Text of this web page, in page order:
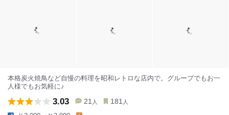
本格炭火焼鳥など自慢の料理を昭和レトロな店内で。グループでもお一
人様でもお気軽に♪
3.03 21 人 181 人